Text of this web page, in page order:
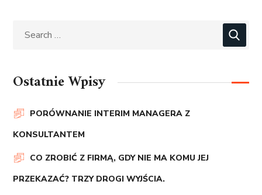
Ostatnie Wpisy
PORÓWNANIE INTERIM MANAGERA Z
KONSULTANTEM
CO ZROBIĆ Z FIRMĄ, GDY NIE MA KOMU JEJ
PRZEKAZAĆ? TRZY DROGI WYJŚCIA.